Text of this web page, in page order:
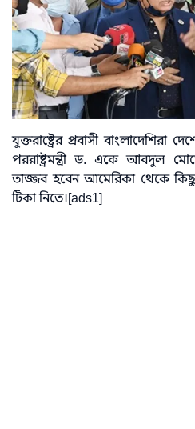
যুক্তরাষ্ট্রের প্রবাসী বাংলাদেশিরা
পররাষ্ট্রমন্ত্রী ড. একে আবদুল
তাজ্জব হবেন আমেরিকা থেকে
টিকা নিতে।[ads1]